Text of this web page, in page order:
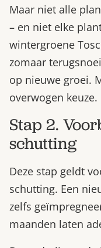
Maar niet alle
– en niet elke
wintergroene
zomaar
op nieuwe groei.
overwogen keuze.
Stap 2.
schutting
Deze stap geldt
schutting. Een
zelfs
maanden laten